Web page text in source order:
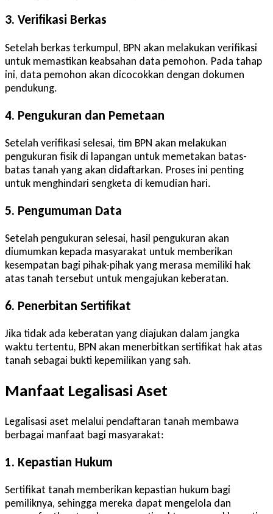
3. Verifikasi Berkas
Setelah berkas terkumpul, BPN akan melakukan verifikasi
untuk memastikan keabsahan data pemohon. Pada tahap
ini, data pemohon akan dicocokkan dengan dokumen
pendukung.
4. Pengukuran dan Pemetaan
Setelah verifikasi selesai, tim BPN akan melakukan
pengukuran fisik di lapangan untuk memetakan batas-
batas tanah yang akan didaftarkan. Proses ini penting
untuk menghindari sengketa di kemudian hari.
5. Pengumuman Data
Setelah pengukuran selesai, hasil pengukuran akan
diumumkan kepada masyarakat untuk memberikan
kesempatan bagi pihak-pihak yang merasa memiliki hak
atas tanah tersebut untuk mengajukan keberatan.
6. Penerbitan Sertifikat
Jika tidak ada keberatan yang diajukan dalam jangka
waktu tertentu, BPN akan menerbitkan sertifikat hak atas
tanah sebagai bukti kepemilikan yang sah.
Manfaat Legalisasi Aset
Legalisasi aset melalui pendaftaran tanah membawa
berbagai manfaat bagi masyarakat:
1. Kepastian Hukum
Sertifikat tanah memberikan kepastian hukum bagi
pemiliknya, sehingga mereka dapat mengelola dan